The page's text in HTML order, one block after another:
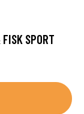
SPORT